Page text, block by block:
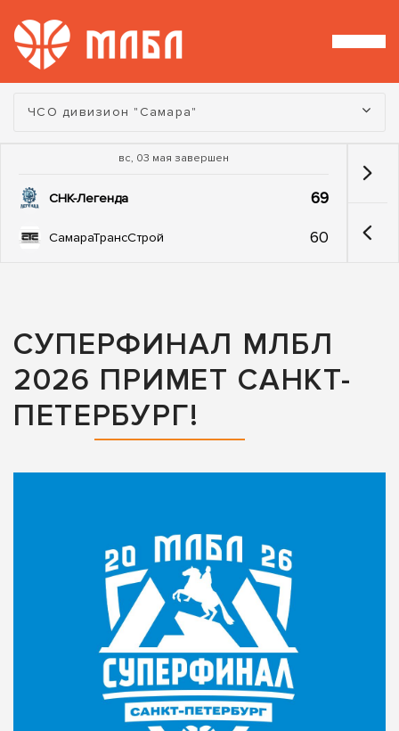
Турнир:
ЧСО дивизион "Самара"
вс, 03 мая завершен
СНК-Легенда 69
СамараТрансСтрой 60
СУПЕРФИНАЛ МЛБЛ
2026 ПРИМЕТ САНКТ-
ПЕТЕРБУРГ!